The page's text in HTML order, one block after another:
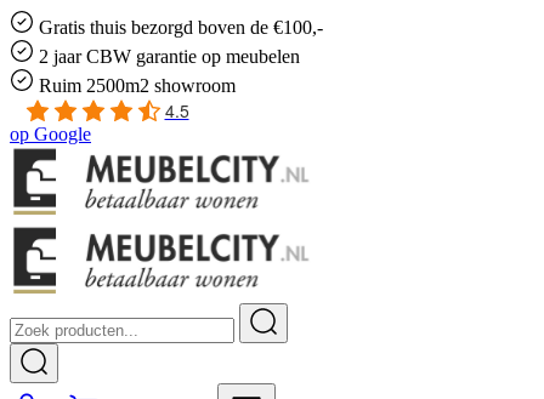
Gratis thuis bezorgd boven de €100,-
2 jaar CBW garantie op meubelen
Ruim 2500m2 showroom
4.5
op Google